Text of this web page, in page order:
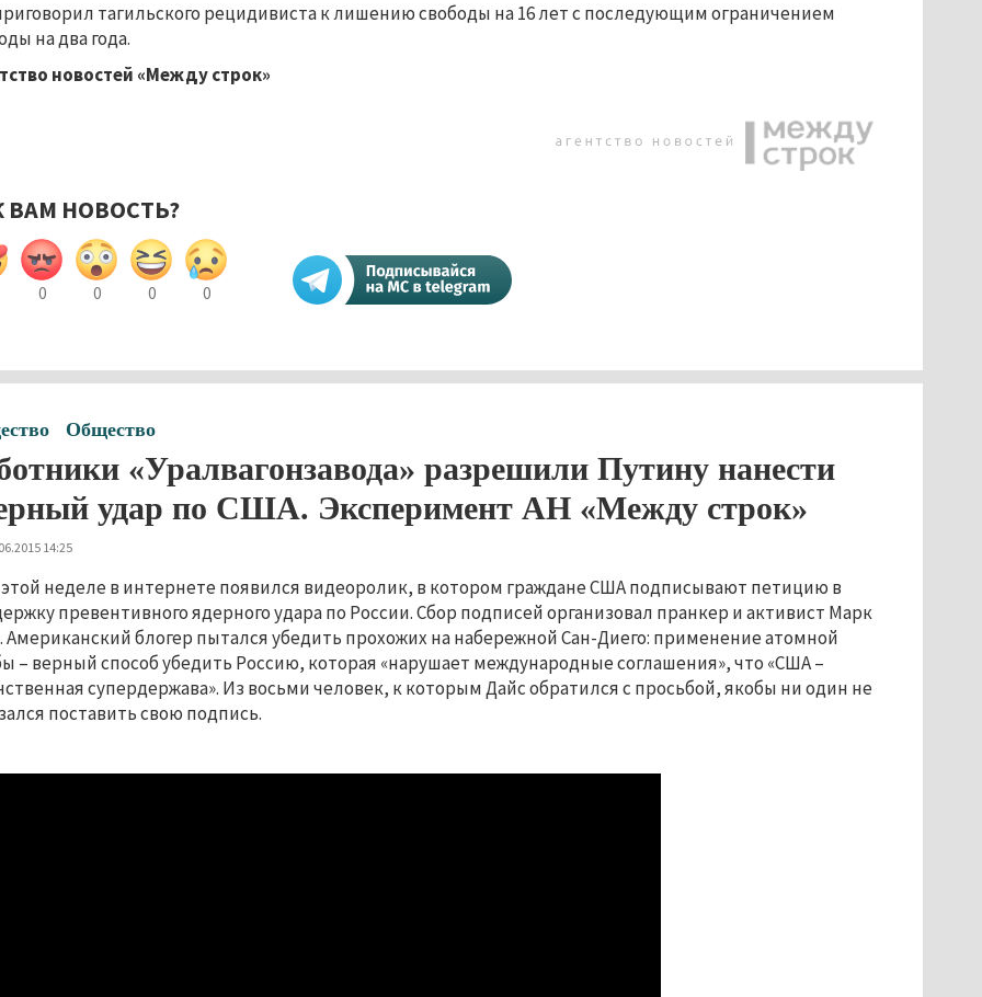
тагильского рецидивиста к лишению свободы на 16 лет с последующим ограничением
на два года.
новостей «Между строк»
ВАМ НОВОСТЬ?
0 0 0 0
Общество
«Уралвагонзавода» разрешили Путину нанести
удар по США. Эксперимент АН «Между строк»
14:25
неделе в интернете появился видеоролик, в котором граждане США подписывают петицию в
превентивного ядерного удара по России. Сбор подписей организовал пранкер и активист Марк
Американский блогер пытался убедить прохожих на набережной Сан-Диего: применение атомной
– верный способ убедить Россию, которая «нарушает международные соглашения», что «США –
супердержава». Из восьми человек, к которым Дайс обратился с просьбой, якобы ни один не
поставить свою подпись.